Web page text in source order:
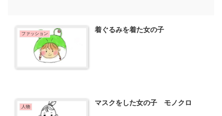
ファッション 着ぐるみを着た女の子
人物 マスクをした女の子 モノクロ